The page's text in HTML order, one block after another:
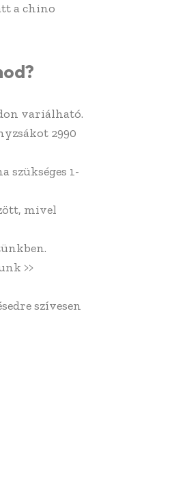
a chino
variálható.
2990
szükséges 1-
mivel
>>
szívesen